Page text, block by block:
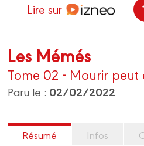
Lire sur
Les Mémés
Tome 02 - Mourir
Paru le : 02/02/2022
Résumé Infos